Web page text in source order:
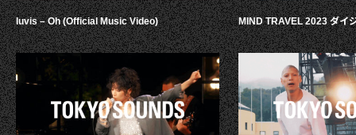
luvis – Oh (Official Music Video) MIND TRAVEL 2023 ダイ